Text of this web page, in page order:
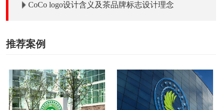
CoCo logo设计含义及茶品牌标志设计理念
推荐案例